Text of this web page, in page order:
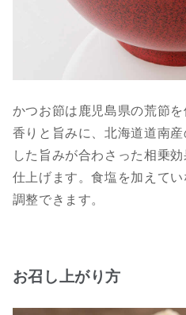
かつお節は鹿児島県の荒節
香りと旨みに、北海道道南
した旨みが合わさった相乗
仕上げます。食塩を加えて
調整できます。
お召し上がり方